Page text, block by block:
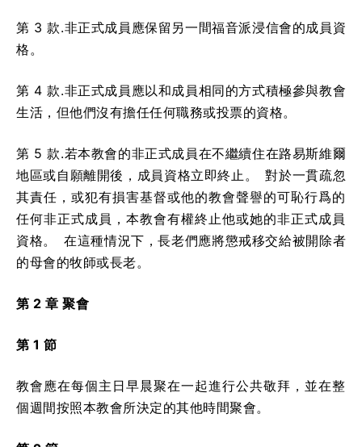
第 3 款.非正式成員應保留另一間福音派浸信會的成員資
格。
第 4 款.非正式成員應以和成員相同的方式積極參與教會
生活，但他們沒有擔任任何職務或投票的資格。
第 5 款.若本教會的非正式成員在不繼續住在路易斯維爾
地區或自願離開後，成員資格立即終止。 對於一貫疏忽
其責任，或犯有損害基督或他的教會聲譽的可恥行爲的
任何非正式成員，本教會有權終止他或她的非正式成員
資格。 在這種情況下，長老們應將懲戒移交給被開除者
的母會的牧師或長老。
第 2 章 聚會
第 1 節
教會應在每個主日早晨聚在一起進行公共敬拜，並在整
個週間按照本教會所決定的其他時間聚會。